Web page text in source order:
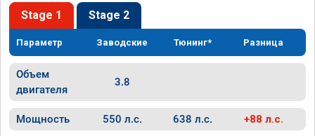
Stage 1 Stage 2
Параметр Заводские Тюнинг* Разница
Объем
двигателя
3.8
Мощность 550 л.с. 638 л.с. +88 л.с.